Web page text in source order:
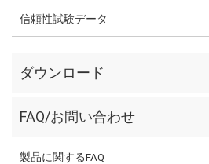
信頼性試験データ
ダウンロード
FAQ/お問い合わせ
製品に関するFAQ